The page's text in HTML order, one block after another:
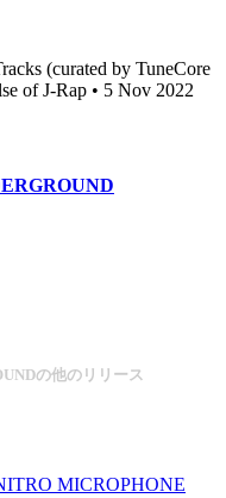
(curated by TuneCore
of J-Rap • 5 Nov 2022
の他のリリース
MICROPHONE